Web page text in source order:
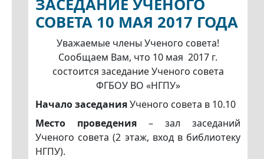
ЗАСЕДАНИЕ УЧЕНОГО
СОВЕТА 10 МАЯ 2017 ГОДА
Уважаемые члены Ученого совета!
Сообщаем Вам, что 10 мая 2017 г.
состоится заседание Ученого совета
ФГБОУ ВО «НГПУ»
Начало заседанияУченого совета в 10.10
Место проведения – зал заседаний
Ученого совета (2 этаж, вход в библиотеку
НГПУ).